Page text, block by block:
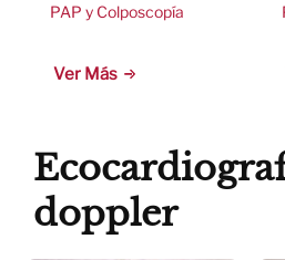
PAP y Colposcopía
Ver Más
doppler